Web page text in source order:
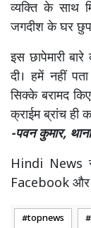
व्यक्ति के साथ
जगदीश के घर
इस छापेमारी
दी। हमें नहीं
सिक्के बरामद
क्राईम ब्रांच ही
-पवन कुमार,
Hindi News
Facebook और
topnews